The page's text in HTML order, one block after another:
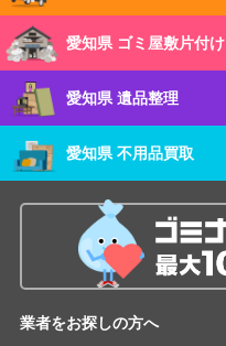
愛知県 ゴミ屋敷片付け
愛知県 遺品整理
愛知県 不用品買取
業者をお探しの方へ